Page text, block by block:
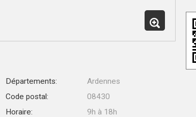
Départements:
Ardennes
Code postal:
08430
Horaire:
9h à 18h